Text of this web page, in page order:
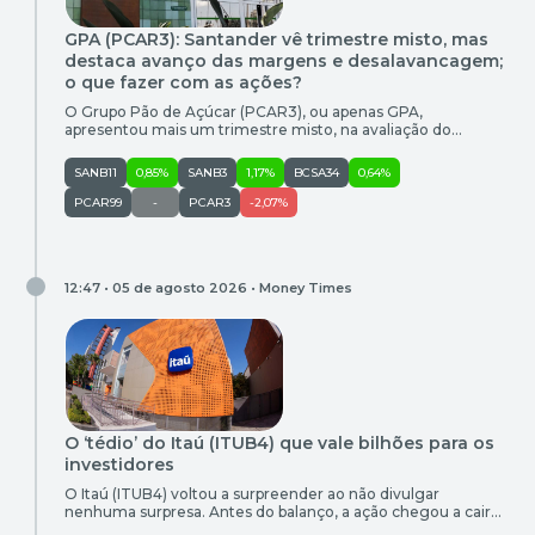
GPA (PCAR3): Santander vê trimestre misto, mas
destaca avanço das margens e desalavancagem;
o que fazer com as ações?
O Grupo Pão de Açúcar (PCAR3), ou apenas GPA,
apresentou mais um trimestre misto, na avaliação do
analistas ponderam que as margens evoluíram e a
alavancagem melhorou significativamente em bases pro
forma após a recuperação extrajudicial. Para a equipe liderada
por Lucas Esteves, o trimestre reforça a […]
SANB11 0,85% SANB3 1,17% BCSA34
0,64%
PCAR99
- PCAR3 -2,07%
12:47 • 05 de agosto 2026 • Money Times
O ‘tédio’ do Itaú (ITUB4) que vale bilhões para os
investidores
O Itaú (ITUB4) voltou a surpreender ao não divulgar
nenhuma surpresa. Antes do balanço, a ação chegou a cair